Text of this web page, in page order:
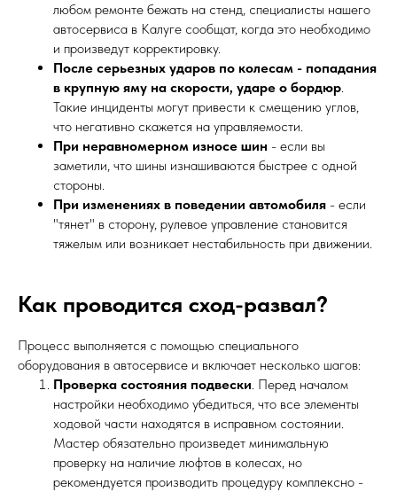
любом ремонте бежать на стенд, специалисты нашего
автосервиса в Калуге сообщат, когда это необходимо
и произведут корректировку.
После серьезных ударов по колесам - попадания
в крупную яму на скорости, ударе о бордюр.
Такие инциденты могут привести к смещению углов,
что негативно скажется на управляемости.
При неравномерном износе шин - если вы
заметили, что шины изнашиваются быстрее с одной
стороны.
При изменениях в поведении автомобиля - если
"тянет" в сторону, рулевое управление становится
тяжелым или возникает нестабильность при движении.
Как проводится сход-развал?
Процесс выполняется с помощью специального
оборудования в автосервисе и включает несколько шагов:
Проверка состояния подвески. Перед началом
настройки необходимо убедиться, что все элементы
ходовой части находятся в исправном состоянии.
Мастер обязательно произведет минимальную
проверку на наличие люфтов в колесах, но
рекомендуется производить процедуру комплексно -